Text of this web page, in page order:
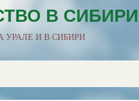
В СИБИРИ
И В СИБИРИ